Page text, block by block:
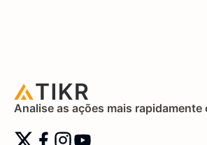
Analise as ações mais rapidamente